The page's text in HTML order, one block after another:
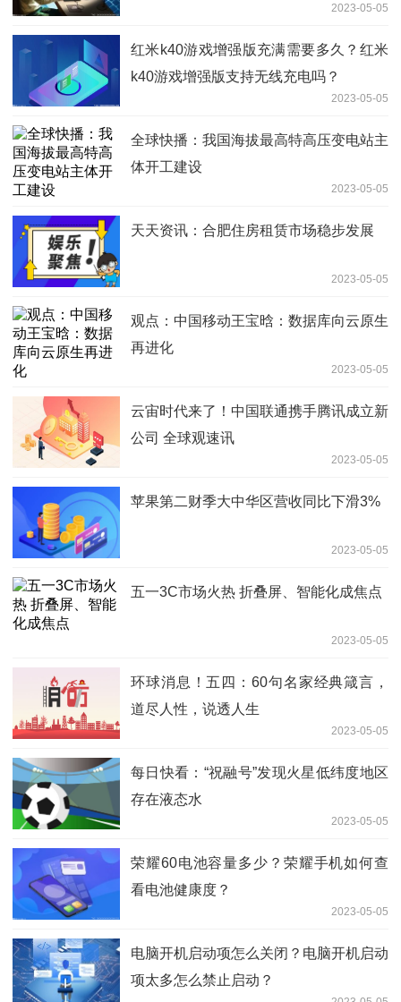
2023-05-05
红米k40游戏增强版充满需要多久？红米
k40游戏增强版支持无线充电吗？
2023-05-05
全球快播：我国海拔最高特高压变电站主
体开工建设
2023-05-05
天天资讯：合肥住房租赁市场稳步发展
2023-05-05
观点：中国移动王宝晗：数据库向云原生
再进化
2023-05-05
云宙时代来了！中国联通携手腾讯成立新
公司 全球观速讯
2023-05-05
苹果第二财季大中华区营收同比下滑3%
2023-05-05
五一3C市场火热 折叠屏、智能化成焦点
2023-05-05
环球消息！五四：60句名家经典箴言，
道尽人性，说透人生
2023-05-05
每日快看：“祝融号”发现火星低纬度地区
存在液态水
2023-05-05
荣耀60电池容量多少？荣耀手机如何查
看电池健康度？
2023-05-05
电脑开机启动项怎么关闭？电脑开机启动
项太多怎么禁止启动？